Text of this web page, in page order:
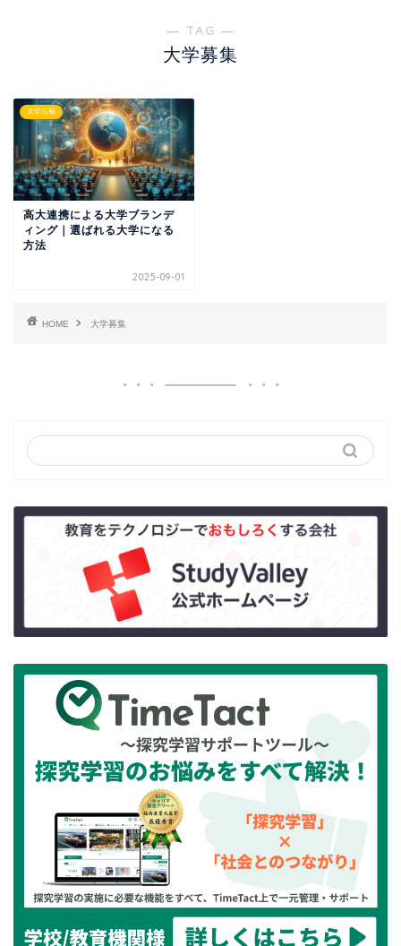
― TAG ―
大学募集
大学広報
高大連携による大学ブランデ
ィング｜選ばれる大学になる
方法
2025-09-01
HOME 大学募集